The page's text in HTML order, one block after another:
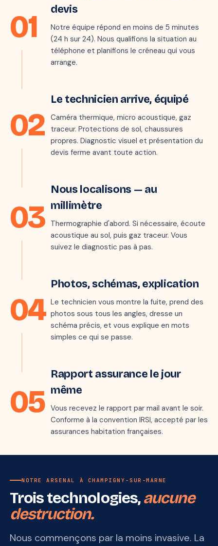
01
devis
Notre équipe répond en moins de 5 minutes
(24 h sur 24). Nous qualifions la situation au
téléphone et planifions le créneau qui vous
arrange.
« Mon parquet gondole au
salon, je crois qu'il y a une
fuite… »
02
Le technicien arrive, équipé
Caméra thermique, micro acoustique, gaz
traceur. Protections de sol, chaussures
propres. Diagnostic visuel et présentation du
devis ferme avant toute action.
03
Nous localisons — au
millimètre
Thermographie d'abord. Si nécessaire, écoute
acoustique au sol, puis gaz traceur. Vous
suivez le diagnostic pas à pas.
04
Photos, schémas, explication
Le technicien vous montre la fuite, prend des
photos sous tous les angles, dresse un
schéma précis, et vous explique en mots
simples ce qui se passe.
Fuite sous chape
Durée :
1 h 47
Localisation :
Joint PER lavabo
✓ Validé avec le client
05
Rapport assurance le jour
même
Vous recevez le rapport par mail avant le soir.
Conforme à la convention IRSI, accepté par les
assurances habitation françaises.
mark_email_read
NOTRE ARSENAL À CHAMPIGNY-SUR-MARNE
Trois technologies,aucune
destruction.
Nous commençons par la moins invasive. La